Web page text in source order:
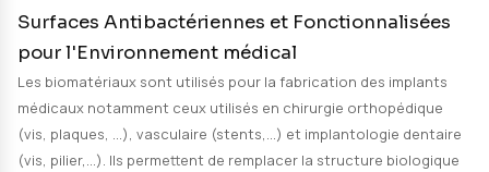
COFINANCÉ PAR
Wallonie
SAFE